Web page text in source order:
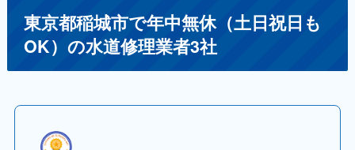
東京都稲城市で年中無休（土日祝日も
OK）の水道修理業者3社